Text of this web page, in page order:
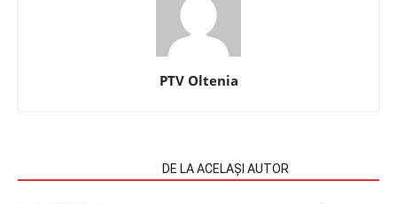
PTV Oltenia
DE LA ACELAȘI AUTOR